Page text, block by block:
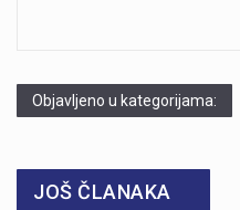
Objavljeno u kategorijama:
JOŠ ČLANAKA